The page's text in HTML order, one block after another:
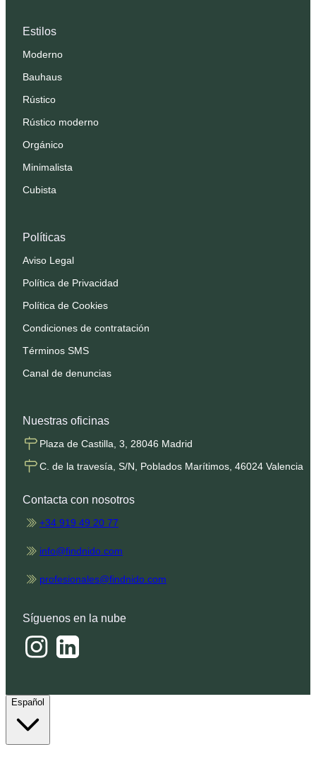
Estilos
Moderno
Bauhaus
Rústico
Rústico moderno
Orgánico
Minimalista
Cubista
Políticas
Aviso Legal
Política de Privacidad
Política de Cookies
Condiciones de contratación
Términos SMS
Canal de denuncias
Nuestras oficinas
Plaza de Castilla, 3, 28046 Madrid
C. de la travesía, S/N, Poblados Marítimos, 46024 Valencia
Contacta con nosotros
+34 919 49 20 77
info@findnido.com
profesionales@findnido.com
Síguenos en la nube
Español